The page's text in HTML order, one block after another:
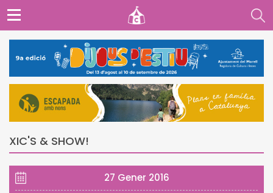
XIC'S & SHOW!
27 Gener 2016